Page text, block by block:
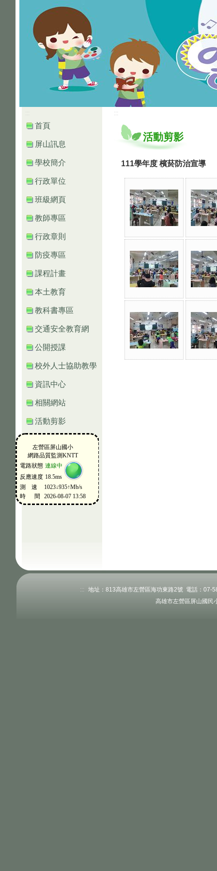
:::
首頁
屏山訊息
學校簡介
行政單位
班級網頁
教師專區
行政章則
防疫專區
課程計畫
本土教育
教科書專區
交通安全教育網
公開授課
校外人士協助教學
資訊中心
相關網站
活動剪影
:::
活動剪影
111學年度 檳菸防治宣導
:::
地址：813高雄市左營區海功東路2號 電話：07-
高雄市左營區屏山國民